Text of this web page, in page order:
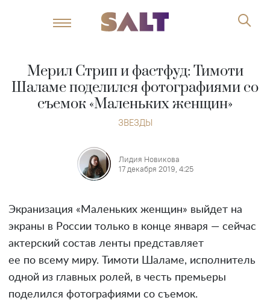
Мерил Стрип и фастфуд: Тимоти
Шаламе поделился фотографиями со
съемок «Маленьких женщин»
ЗВЕЗДЫ
Лидия Новикова
17 декабря 2019, 4:25
Экранизация «Маленьких женщин» выйдет на
экраны в России только в конце января — сейчас
актерский состав ленты представляет
ее по всему миру. Тимоти Шаламе, исполнитель
одной из главных ролей, в честь премьеры
поделился фотографиями со съемок.